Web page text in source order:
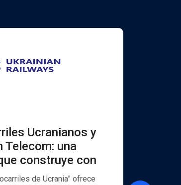
Ucranianos y
Telecom: una
construye con
de Ucrania” ofrece